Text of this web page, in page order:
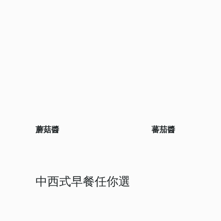
蘑菇醬 蕃茄醬
中西式早餐任你選